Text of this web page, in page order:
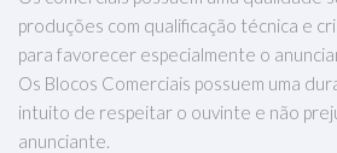
produções com qualificação técnica e
para favorecer especialmente o
Os Blocos Comerciais possuem uma
intuito de respeitar o ouvinte e não
anunciante.